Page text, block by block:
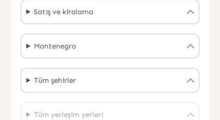
Satış ve kiralama
Montenegro
Tüm şehirler
Tüm yerleşim yerleri